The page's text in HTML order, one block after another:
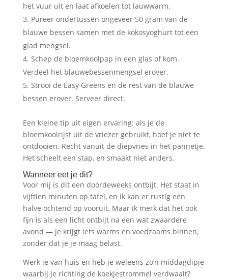
het vuur uit en laat afkoelen tot lauwwarm.
Pureer ondertussen ongeveer 50 gram van de
blauwe bessen samen met de kokosyoghurt tot een
glad mengsel.
Schep de bloemkoolpap in een glas of kom.
Verdeel het blauwebessenmengsel erover.
Strooi de Easy Greens en de rest van de blauwe
bessen erover. Serveer direct.
Een kleine tip uit eigen ervaring: als je de
bloemkoolrijst uit de vriezer gebruikt, hoef je niet te
ontdooien. Recht vanuit de diepvries in het pannetje.
Het scheelt een stap, en smaakt niet anders.
Wanneer eet je dit?
Voor mij is dit een doordeweeks ontbijt. Het staat in
vijftien minuten op tafel, en ik kan er rustig een
halve ochtend op vooruit. Maar ik merk dat het ook
fijn is als een licht ontbijt na een wat zwaardere
avond — je krijgt iets warms en voedzaams binnen,
zonder dat je je maag belast.
Werk je van huis en heb je weleens zo’n middagdipje
waarbij je richting de koekjestrommel verdwaalt?